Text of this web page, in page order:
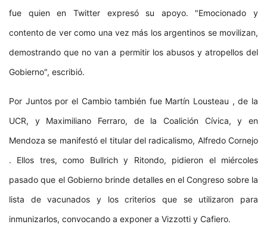
fue quien en Twitter expresó su apoyo. "Emocionado y
contento de ver como una vez más los argentinos se movilizan,
demostrando que no van a permitir los abusos y atropellos del
Gobierno", escribió.
Por Juntos por el Cambio también fue Martín Lousteau , de la
UCR, y Maximiliano Ferraro, de la Coalición Cívica, y en
Mendoza se manifestó el titular del radicalismo, Alfredo Cornejo
. Ellos tres, como Bullrich y Ritondo, pidieron el miércoles
pasado que el Gobierno brinde detalles en el Congreso sobre la
lista de vacunados y los criterios que se utilizaron para
inmunizarlos, convocando a exponer a Vizzotti y Cafiero.